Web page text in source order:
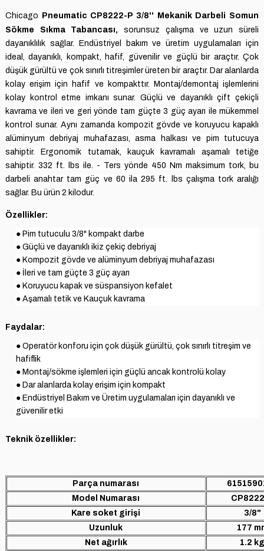
Chicago Pneumatic CP8222-P 3/8'' Mekanik Darbeli Somun
Sökme Sıkma Tabancası,
sorunsuz çalışma ve uzun süreli
dayanıklılık sağlar. Endüstriyel bakım ve üretim uygulamaları için
ideal, dayanıklı, kompakt, hafif, güvenilir ve güçlü bir araçtır.Çok
düşük gürültü ve çok sınırlı titreşimler üreten bir araçtır. Dar alanlarda
kolay erişim için hafif ve kompakttır. Montaj/demontaj işlemlerini
kolay kontrol etme imkanı sunar. Güçlü ve dayanıklı çift çekiçli
kavrama ve ileri ve geri yönde tam güçte 3 güç ayarı ile mükemmel
kontrol sunar. Aynı zamanda kompozit gövde ve koruyucu kapaklı
alüminyum debriyaj muhafazası, asma halkası ve pim tutucuya
sahiptir.Ergonomik tutamak, kauçuk kavramalı aşamalı tetiğe
sahiptir. 332 ft. lbs ile. - Ters yönde 450 Nm maksimum tork, bu
darbeli anahtar tam güç ve 60 ila 295 ft. lbs çalışma tork aralığı
sağlar. Bu ürün 2 kilodur.
Özellikler:
● Pim tutuculu 3/8" kompakt darbe
● Güçlü ve dayanıklı ikiz çekiç debriyaj
● Kompozit gövde ve alüminyum debriyaj muhafazası
● İleri ve tam güçte 3 güç ayarı
● Koruyucu kapak ve süspansiyon kefalet
● Aşamalı tetik ve Kauçuk kavrama
Faydalar:
● Operatör konforu için çok düşük gürültü, çok sınırlı titreşim ve
hafiflik
● Montaj/sökme işlemleri için güçlü ancak kontrolü kolay
● Dar alanlarda kolay erişim için kompakt
● Endüstriyel Bakım ve Üretim uygulamaları için dayanıklı ve
güvenilir etki
Teknik özellikler:
Parça numarası
Model Numarası
Kare soket girişi
3/8"
Uzunluk
177
Net ağırlık
1.2